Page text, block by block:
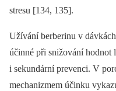
stresu [134, 135].
Užívání berberinu v
účinné při snižování hodnot
i sekundární prevenci. V
mechanizmem účinku